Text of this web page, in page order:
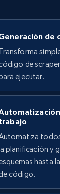
-
Brand,
5.7K+
- find
Generación de
Transforma
de
ejecutar.
trabajo
la planificación y
hasta
código.